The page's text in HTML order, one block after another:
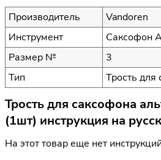
Производитель
Vandoren
Инструмент
Саксофон
Размер №
3
Тип
Трость для
Трость для саксофона
(1шт) инструкция на
На этот товар еще нет инструкций